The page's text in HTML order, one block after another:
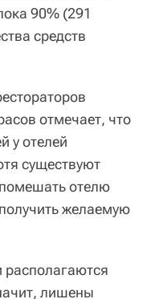
90% (291
средств
отмечает, что
у отелей
существуют
отелю
желаемую
располагаются
лишены